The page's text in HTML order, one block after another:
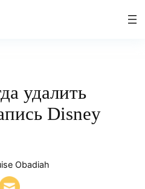
удалить
Disney
Obadiah